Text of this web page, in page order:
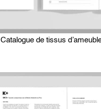
Catalogue de tissus